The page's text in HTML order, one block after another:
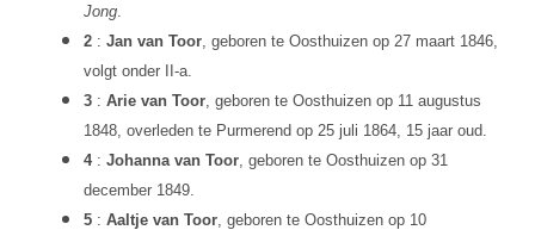
Jong.
2 : Jan van Toor, geboren te Oosthuizen op 27 maart 1846,
volgt onder II-a.
3 : Arie van Toor, geboren te Oosthuizen op 11 augustus
1848, overleden te Purmerend op 25 juli 1864, 15 jaar oud.
4 : Johanna van Toor, geboren te Oosthuizen op 31
december 1849.
5 : Aaltje van Toor, geboren te Oosthuizen op 10